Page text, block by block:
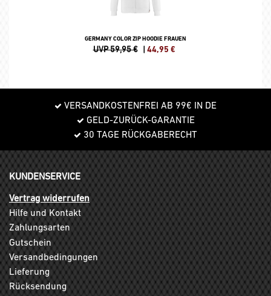
GERMANY COLOR ZIP HOODIE FRAUEN
UVP 59,95 € | 44,95 €
VERSANDKOSTENFREI AB 99€ IN DE
GELD-ZURÜCK-GARANTIE
30 TAGE RÜCKGABERECHT
KUNDENSERVICE
Vertrag widerrufen
Hilfe und Kontakt
Zahlungsarten
Gutschein
Versandbedingungen
Lieferung
Rücksendung